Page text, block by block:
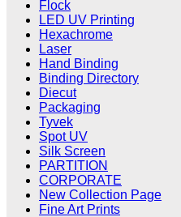
Flock
LED UV Printing
Hexachrome
Laser
Hand Binding
Binding Directory
Diecut
Packaging
Tyvek
Spot UV
Silk Screen
PARTITION
CORPORATE
New Collection Page
Fine Art Prints